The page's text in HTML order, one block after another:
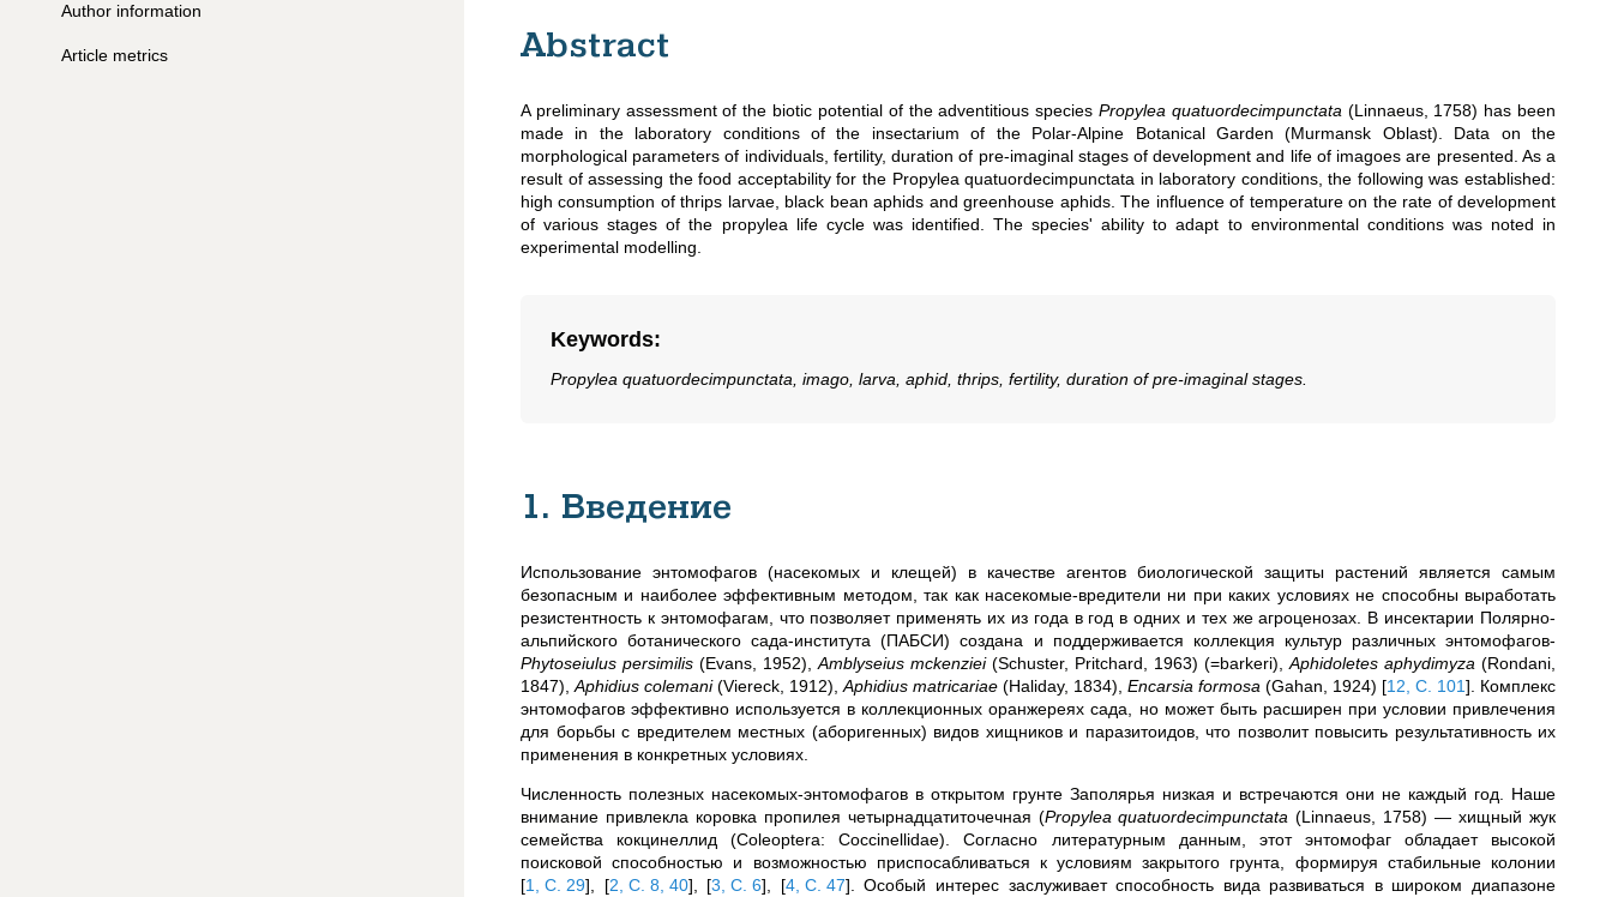
Author information
Article metrics Abstract
A preliminary assessment of the biotic potential of the adventitious species Propylea quatuordecimpunctata (Linnaeus, 1758) has been
made in the laboratory conditions of the insectarium of the Polar-Alpine Botanical Garden (Murmansk Oblast). Data on the
morphological parameters of individuals, fertility, duration of pre-imaginal stages of development and life of imagoes are presented. As a
result of assessing the food acceptability for the Propylea quatuordecimpunctata in laboratory conditions, the following was established:
high consumption of thrips larvae, black bean aphids and greenhouse aphids. The influence of temperature on the rate of development
of various stages of the propylea life cycle was identified. The species' ability to adapt to environmental conditions was noted in
experimental modelling.
Keywords:
Propylea quatuordecimpunctata, imago, larva, aphid, thrips, fertility, duration of pre-imaginal stages.
1. Введение
Использование энтомофагов (насекомых и клещей) в качестве агентов биологической защиты растений является самым
безопасным и наиболее эффективным методом, так как насекомые-вредители ни при каких условиях не способны выработать
резистентность к энтомофагам, что позволяет применять их из года в год в одних и тех же агроценозах. В инсектарии Полярно-
альпийского ботанического сада-института (ПАБСИ) создана и поддерживается коллекция культур различных энтомофагов-
Phytoseiulus persimilis (Evans, 1952), Amblyseius mckenziei(Schuster, Pritchard, 1963) (=barkeri), Aphidoletes aphydimyza (Rondani,
1847), Aphidius colemani(Viereck, 1912), Aphidius matricariae (Haliday, 1834), Encarsia formosa (Gahan, 1924) [12, С. 101] . Комплекс
энтомофагов эффективно используется в коллекционных оранжереях сада, но может быть расширен при условии привлечения
для борьбы с вредителем местных (аборигенных) видов хищников и паразитоидов, что позволит повысить результативность их
применения в конкретных условиях.
Численность полезных насекомых-энтомофагов в открытом грунте Заполярья низкая и встречаются они не каждый год. Наше
внимание привлекла коровка пропилея четырнадцатиточечная (Propylea quatuordecimpunctata (Linnaeus, 1758) — хищный жук
семейства кокцинеллид (Coleoptera: Coccinellidae) .Согласно литературным данным, этот энтомофаг обладает высокой
поисковой способностью и возможностью приспосабливаться к условиям закрытого грунта, формируя стабильные колонии
[1, С. 29] [2, С. 8, 40] [3, С. 6] [4, С. 47] . Особый интерес заслуживает способность вида развиваться в широком диапазоне